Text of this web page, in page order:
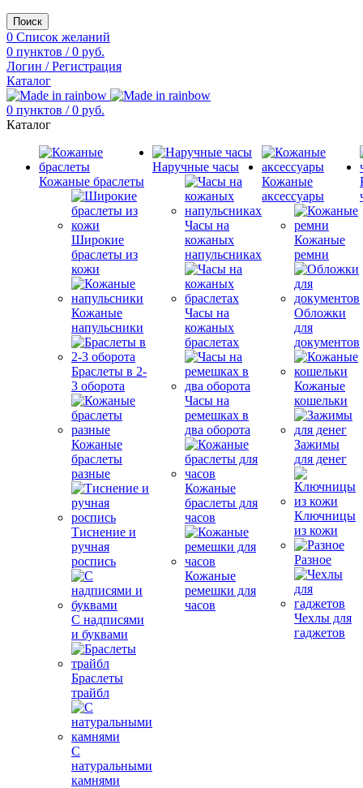
Поиск
0 Список желаний
0 пунктов / 0 руб.
Логин / Регистрация
Каталог
0 пунктов / 0 руб.
Каталог
Кожаные браслеты
Широкие
браслеты из
кожи
Кожаные
напульсники
Браслеты в 2-
3 оборота
Кожаные
браслеты
разные
Тиснение и
ручная
роспись
С надписями
и буквами
Браслеты
трайбл
С
натуральными
камнями
Наручные часы
Часы на
кожаных
напульсниках
Часы на
кожаных
браслетах
Часы на
ремешках в
два оборота
Кожаные
браслеты для
часов
Кожаные
ремешки для
часов
Кожаные
аксессуары
Кожаные
ремни
Обложки
для
документов
Кожаные
кошельки
Зажимы
для денег
Ключницы
из кожи
Разное
Чехлы для
гаджетов